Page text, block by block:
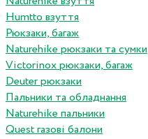
Humtto взуття
Рюкзаки, багаж
Naturehike рюкзаки та сумки
Victorinox рюкзаки, багаж
Deuter рюкзаки
Пальники та обладнання
Naturehike пальники
Quest газові балони